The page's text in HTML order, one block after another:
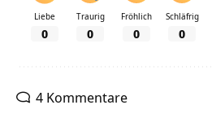
Liebe
0
Traurig
0
Fröhlich
0
Schläfrig
0
4 Kommentare